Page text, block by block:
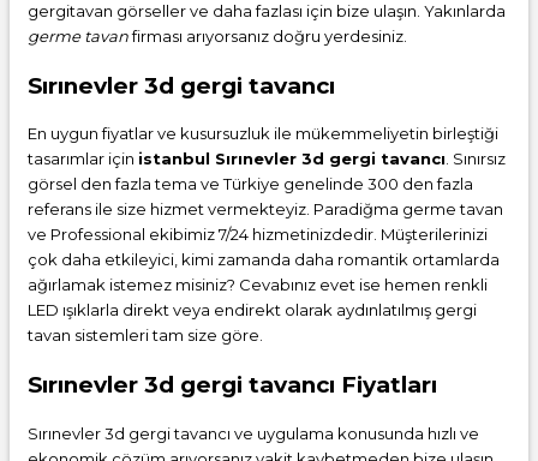
gergitavan görseller ve daha fazlası için bize ulaşın. Yakınlarda
germe tavanfirması arıyorsanız doğru yerdesiniz.
Sırınevler 3d gergi tavancı
En uygun fiyatlar ve kusursuzluk ile mükemmeliyetin birleştiği
tasarımlar için istanbul Sırınevler 3d gergi tavancı. Sınırsız
görsel den fazla tema ve Türkiye genelinde 300 den fazla
referans ile size hizmet vermekteyiz. Paradiğma germe tavan
ve Professional ekibimiz 7/24 hizmetinizdedir. Müşterilerinizi
çok daha etkileyici, kimi zamanda daha romantik ortamlarda
ağırlamak istemez misiniz? Cevabınız evet ise hemen renkli
LED ışıklarla direkt veya endirekt olarak aydınlatılmış gergi
tavan sistemleri tam size göre.
Sırınevler 3d gergi tavancı Fiyatları
Sırınevler 3d gergi tavancı ve uygulama konusunda hızlı ve